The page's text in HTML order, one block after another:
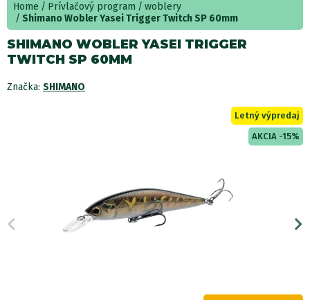
Home Prívlačový program
woblery
Shimano Wobler Yasei Trigger Twitch SP 60mm
SHIMANO WOBLER YASEI TRIGGER
TWITCH SP 60MM
Značka: SHIMANO
Letný výpredaj
AKCIA -15%